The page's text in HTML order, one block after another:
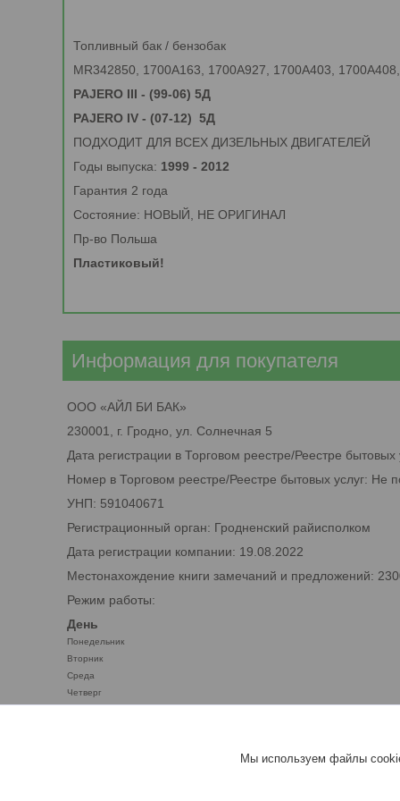
Топливный бак / бензобак
MR342850, 1700A163, 1700A927, 1700A403,
PAJERO III - (99-06) 5Д
PAJERO IV - (07-12) 5Д
ПОДХОДИТ ДЛЯ ВСЕХ ДИЗЕЛЬНЫХ ДВИГАТЕЛЕЙ
Годы выпуска: 1999 - 2012
Гарантия 2 года
Состояние: НОВЫЙ, НЕ ОРИГИНАЛ
Пр-во Польша
Пластиковый!
Информация для покупателя
ООО «АЙЛ БИ БАК»
230001, г. Гродно, ул. Солнечная 5
Дата регистрации в Торговом реестре/Реестре
Номер в Торговом реестре/Реестре бытовых услуг: Не
УНП: 591040671
Регистрационный орган: Гродненский райисполком
Дата регистрации компании: 19.08.2022
Местонахождение книги замечаний и предложений:
Режим работы:
День
Понедельник
Вторник
Среда
Четверг
Мы используем файлы